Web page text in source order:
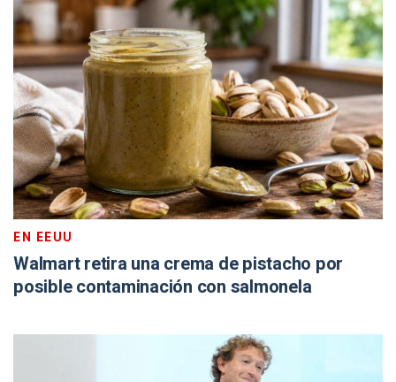
EN EEUU
Walmart retira una crema de pistacho por
posible contaminación con salmonela